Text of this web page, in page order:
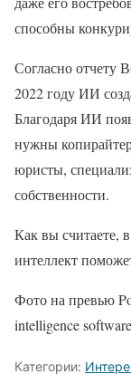
способны
Согласно отчету
2022 году ИИ
Благодаря ИИ
нужны
юристы,
собственности.
Как вы считаете,
интеллект
Фото на превью
intelligence
Категории: